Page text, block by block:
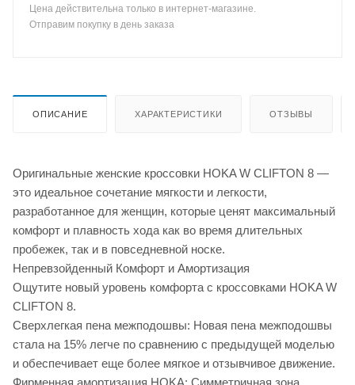
Цена действительна только в интернет-магазине.
Отправим покупку в день заказа
ОПИСАНИЕ ХАРАКТЕРИСТИКИ ОТЗЫВЫ
Оригинальные женские кроссовки HOKA W CLIFTON 8 —
это идеальное сочетание мягкости и легкости,
разработанное для женщин, которые ценят максимальный
комфорт и плавность хода как во время длительных
пробежек, так и в повседневной носке.
Непревзойденный Комфорт и Амортизация
Ощутите новый уровень комфорта с кроссовками HOKA W
CLIFTON 8.
Сверхлегкая пена межподошвы: Новая пена межподошвы
стала на 15% легче по сравнению с предыдущей моделью
и обеспечивает еще более мягкое и отзывчивое движение.
Фирменная амортизация HOKA: Симметричная зона